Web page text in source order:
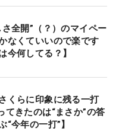
心選手となりまし
きは、みんなから愛
言葉選びも独特で、
プロなんです。とい
に収めきれなかった
います。
全開”（？）のマイペー
なくていいので楽です
今何してる？】
くらに印象に残る一打
きたのは“まさか”の答
“今年の一打”】